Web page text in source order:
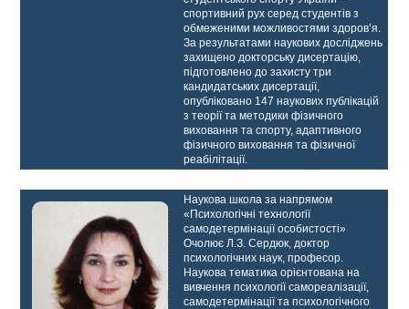
спортивний рух серед студентів з
обмеженими можливостями здоров’я.
За результатами наукових досліджень
захищено докторську дисертацію,
підготовлено до захисту три
кандидатських дисертації,
опубліковано 147 наукових публікацій
з теорії та методики фізичного
виховання та спорту, адаптивного
фізичного виховання та фізичної
реабілітації.
Наукова школа за напрямом
«Психологічні технології
самодетермінації особистості»
Очолює Л.З. Сердюк, доктор
психологічних наук, професор.
Наукова тематика орієнтована на
вивчення психології самореалізації,
самодетермінації та психологічного